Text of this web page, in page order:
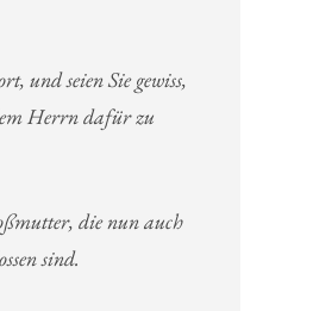
und seien Sie gewiss,
Herrn dafür zu
die nun auch
sind.